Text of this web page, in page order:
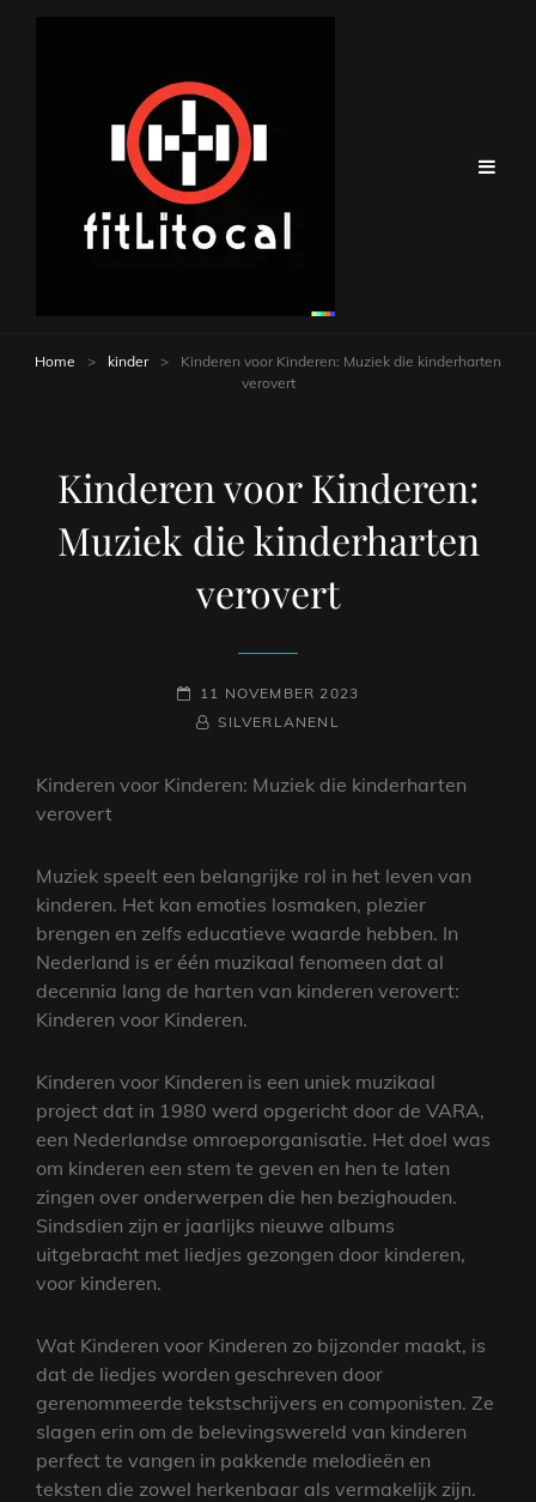
Home > kinder >
Kinderen voor Kinderen: Muziek die kinderharten
verovert
Kinderen voor Kinderen:
Muziek die kinderharten
verovert
GEPLAATST
OP
11 NOVEMBER 2023
NAAMREGEL
BYLINE
SILVERLANENL
Kinderen voor Kinderen: Muziek die kinderharten
verovert
Muziek speelt een belangrijke rol in het leven van
kinderen. Het kan emoties losmaken, plezier
brengen en zelfs educatieve waarde hebben. In
Nederland is er één muzikaal fenomeen dat al
decennia lang de harten van kinderen verovert:
Kinderen voor Kinderen.
Kinderen voor Kinderen is een uniek muzikaal
project dat in 1980 werd opgericht door de VARA,
een Nederlandse omroeporganisatie. Het doel was
om kinderen een stem te geven en hen te laten
zingen over onderwerpen die hen bezighouden.
Sindsdien zijn er jaarlijks nieuwe albums
uitgebracht met liedjes gezongen door kinderen,
voor kinderen.
Wat Kinderen voor Kinderen zo bijzonder maakt, is
dat de liedjes worden geschreven door
gerenommeerde tekstschrijvers en componisten. Ze
slagen erin om de belevingswereld van kinderen
perfect te vangen in pakkende melodieën en
teksten die zowel herkenbaar als vermakelijk zijn.